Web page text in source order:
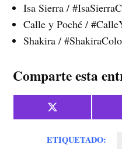
Isa Sierra /
Calle y Poché /
Shakira /
Comparte esta
Compartir
en
X
(Twitter)
ETIQUETADO: